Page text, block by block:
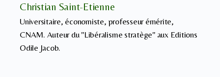
Christian Saint-Etienne
Universitaire, économiste, professeur émérite,
CNAM. Auteur du "Libéralisme stratège" aux Editions
Odile Jacob.